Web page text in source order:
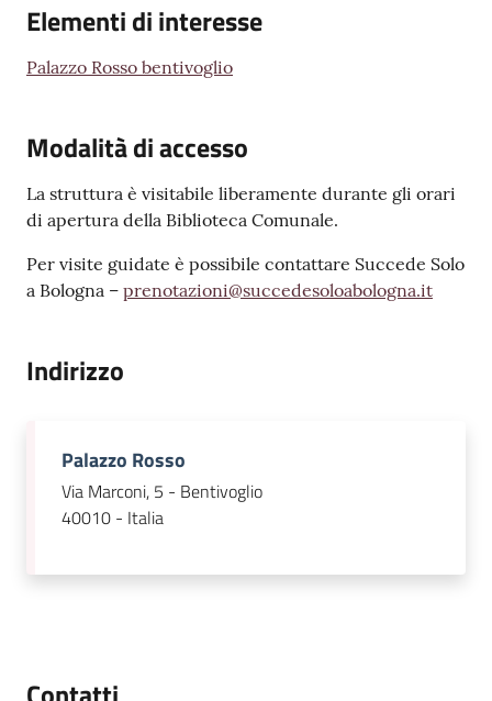
Seguici
Elementi di interesse
Palazzo Rosso bentivoglio
Modalità di accesso
La struttura è visitabile liberamente durante gli orari
di apertura della Biblioteca Comunale.
Per visite guidate è possibile contattare Succede Solo
a Bologna – prenotazioni@succedesoloabologna.it
Indirizzo
Palazzo Rosso
Via Marconi, 5 - Bentivoglio
40010 - Italia